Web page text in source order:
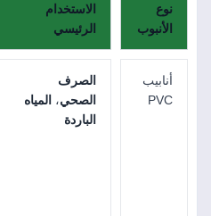
نوع
الأنبوب
الاستخدام
الرئيسي
أنابيب
PVC
الصرف
الصحي، المياه
الباردة